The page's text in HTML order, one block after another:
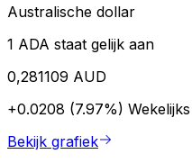
Australische dollar
1 ADA staat gelijk aan
0,281109 AUD
+0.0208 (7.97%) Wekelijks
Bekijk grafiek